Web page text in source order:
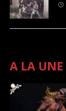
A LA UNE